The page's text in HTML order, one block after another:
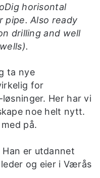
horisontal
pipe. Also ready
drilling and well
ta nye
for
Her har vi
noe helt nytt.
på.
er utdannet
og eier i Værås